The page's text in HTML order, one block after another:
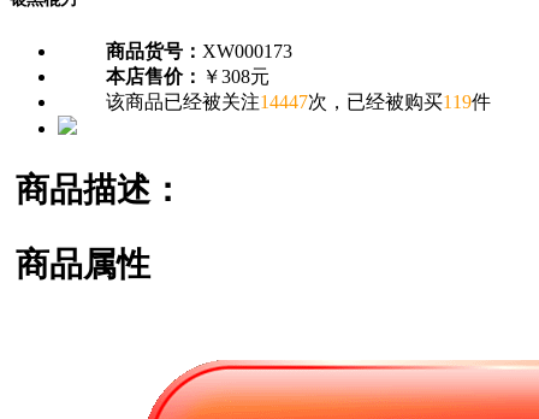
商品货号： XW000173
本店售价： ￥308元
该商品已经被关注14447次，已经被购买119件
商品描述：
商品属性